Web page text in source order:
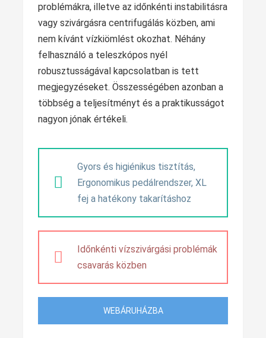
problémákra, illetve az időnkénti instabilitásra
vagy szivárgásra centrifugálás közben, ami
nem kívánt vízkiömlést okozhat. Néhány
felhasználó a teleszkópos nyél
robusztusságával kapcsolatban is tett
megjegyzéseket. Összességében azonban a
többség a teljesítményt és a praktikusságot
nagyon jónak értékeli.
Gyors és higiénikus tisztítás,
Ergonomikus pedálrendszer, XL
fej a hatékony takarításhoz
Időnkénti vízszivárgási problémák
csavarás közben
WEBÁRUHÁZBA